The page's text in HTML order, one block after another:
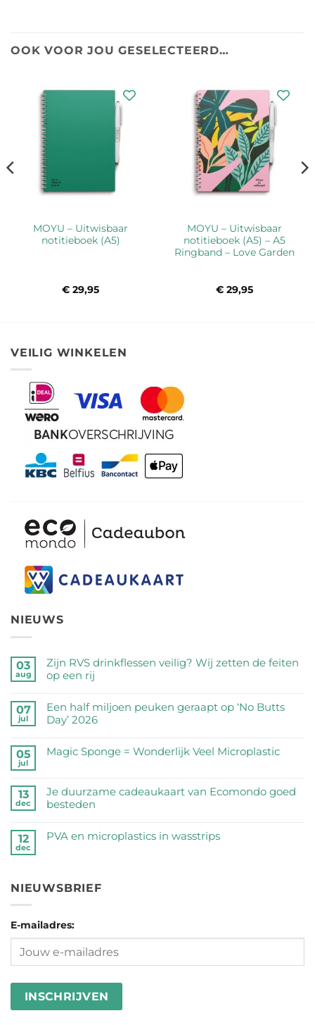
OOK VOOR JOU GESELECTEERD…
MOYU – Uitwisbaar
notitieboek (A5)
€ 29,95
MOYU – Uitwisbaar
notitieboek (A5) – A5
Ringband – Love Garden
€ 29,95
VEILIG WINKELEN
NIEUWS
03
aug
Zijn RVS drinkflessen veilig? Wij zetten de feiten
op een rij
reacties
op
Zijn
drinkflessen
zetten
de
op
een
07
jul
Een half miljoen peuken geraapt op ‘No Butts
Day’ 2026
reacties
half
miljoen
peuken
op
2026
05
jul
Magic Sponge = Wonderlijk Veel Microplastic
op
Magic
=
Wonderlijk
13
dec
Je duurzame cadeaukaart van Ecomondo goed
besteden
reacties
cadeaukaart
van
goed
besteden
12
dec
PVA en microplastics in wasstrips
PVA
in
wasstrips
NIEUWSBRIEF
E-mailadres: